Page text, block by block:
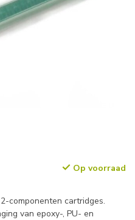
Op voorraad
componenten cartridges.
van epoxy-, PU- en